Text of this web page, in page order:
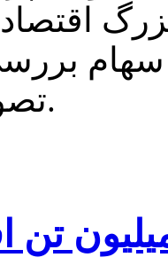
سهام
تصویب قرار گرفت.
تن